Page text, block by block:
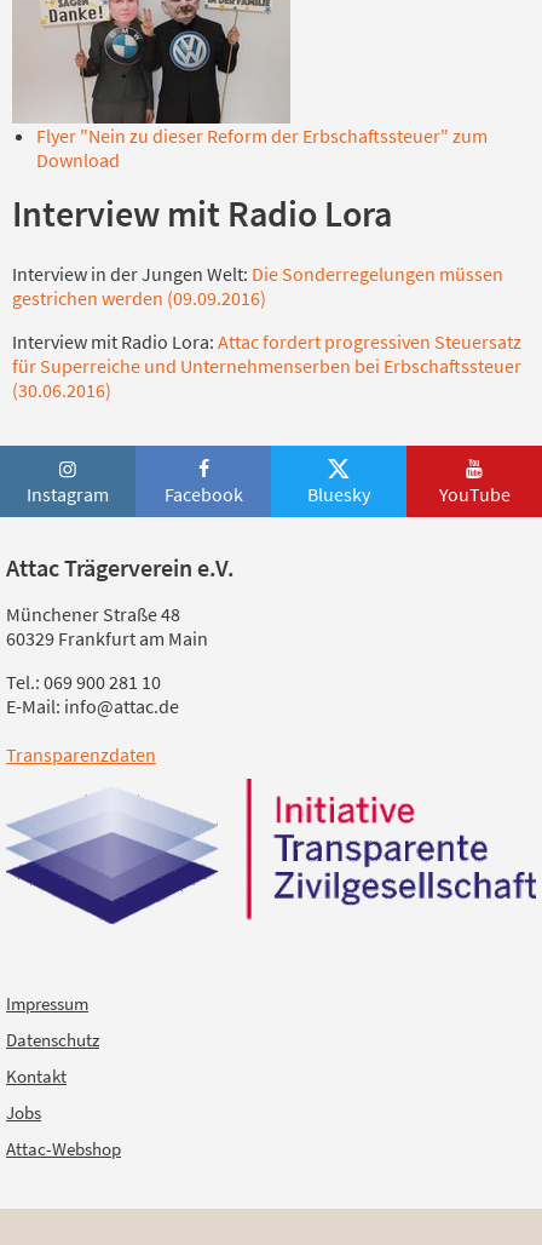
Flyer "Nein zu dieser Reform der Erbschaftssteuer" zum
Download
Interview mit Radio Lora
Interview in der Jungen Welt: Die Sonderregelungen müssen
gestrichen werden (09.09.2016)
Interview mit Radio Lora: Attac fordert progressiven Steuersatz
für Superreiche und Unternehmenserben bei Erbschaftssteuer
(30.06.2016)
Instagram Facebook Bluesky YouTube
Attac Trägerverein e.V.
Münchener Straße 48
60329 Frankfurt am Main
Tel.: 069 900 281 10
E-Mail: info@attac.de
Transparenzdaten
Impressum
Datenschutz
Kontakt
Jobs
Attac-Webshop